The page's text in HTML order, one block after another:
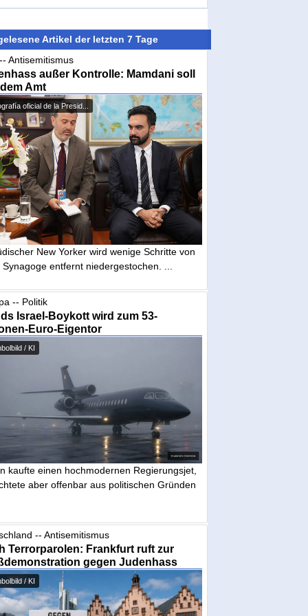
Artikel der letzten 7 Tage
Antisemitismus
außer Kontrolle: Mamdani soll
Amt
oficial de la Presid...
New Yorker wird wenige Schritte von
entfernt niedergestochen. ...
-- Politik
Israel-Boykott wird zum 53-
Euro-Eigentor
/ KI
kaufte einen hochmodernen Regierungsjet,
aber offenbar aus politischen Gründen
-- Antisemitismus
Terrorparolen: Frankfurt ruft zur
gegen Judenhass
/ KI